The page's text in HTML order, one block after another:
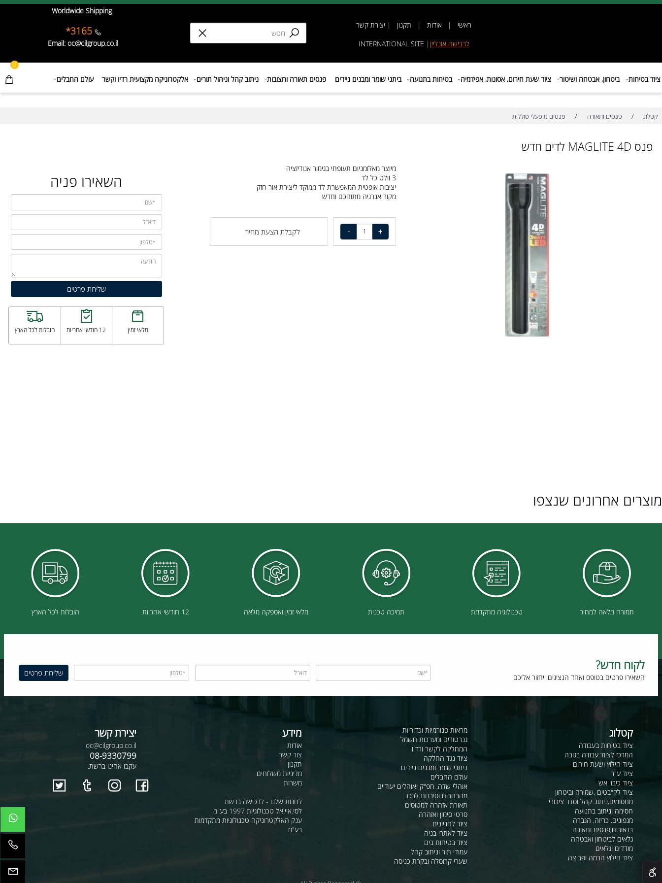
|אודות |תקנון |יצירת קשר
לרכישהאונליין|
INTERNATIONAL SITE
Worldwide Shipping
3165*
Email: oc@cilgroup.co.il
0
ביטחון, אבטחה ושיטור ציוד שעת חירום, אסונות, אפידמיה בטיחות בתנועה ביתני שומר ומבנים ניידים פנסים תאורה וחצובות ניתוב קהל וניהול תורים אלקטרוניקה מקצועית רדיו וקשר עולם החבלים
פנסים ותאורה / פנסים מופעלי סוללות
מיוצר מאלומניום תעופתי בגימור אנודיזציה
יציבות אופטית המאפשרת לד ממוקד ליצירת אור חזק
השאירו פניה
מלאי זמין 12 חודשי אחריות הובלות לכל הארץ
אחרונים שנצפו
תמורה מלאה למחיר טכנולוגיה מתקדמת תמיכה טכנית מלאי זמין ואספקה מלאה 12 חודשי אחריות הובלות לכל הארץ
חדש?
פרטים בטופס ואחד הנציגים ייחזור אליכם
ציוד בטיחות בעבודה
המרכז לציוד עבודה בגובה
ציוד חילוץ ושעת חירום
ציוד כיבוי אש
ציוד לק"בטים ,שמירה וביטחון
מחסומים,ניתוב קהל וסדר ציבורי
חסימה וניתוב בתנועה
מגפונים, כריזה, הגברה
רנאורים,פנסים ותאורה
גלאים לביטחון ואבטחה
מראות פנורמיות וכדוריות
גנרטורים ומערכות חשמל
המחלקה לקשר ורדיו
ציוד נגד החלקה
ביתני שומר ומבנים ניידים
עולם החבלים
אוהלי שדה, חפ"ק ואוהלים יעודיים
מהבהבים וסירנות לרכב
תאורת אזהרה למטוסים
סרטי סימון ואזהרה
ציוד לחניונים
ציוד לאתרי בניה
מידע
אודות
צור קשר
מדיניות משלוחים
משרות
לחנות שלנו - לרכישה ברשת
יצירת קשר
08-9330799